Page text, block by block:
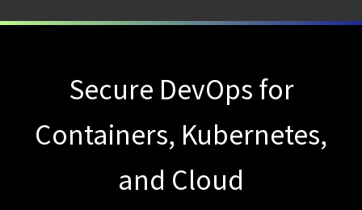
セキュリティ運用の効率化を実現するSysdig
【ブログ】CISO
Cloud Security
【お知らせ】
Secure DevOps for
Containers, Kubernetes,
and Cloud